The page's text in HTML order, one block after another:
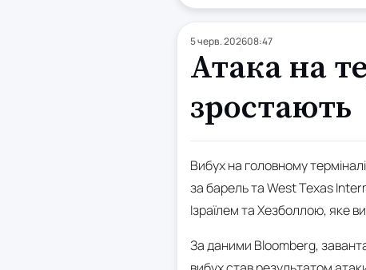
5 черв. 202608:47
Атака на
зростають
Вибух на головному
за барель та West Texas
Ізраїлем та Хезболлою, яке
За даними Bloomberg,